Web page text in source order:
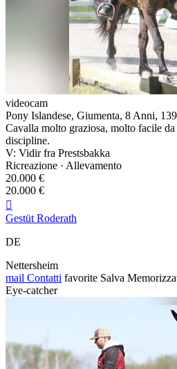
videocam
Pony Islandese, Giumenta, 8 Anni,
Cavalla molto graziosa, molto facile da
discipline.
V: Vidir fra Prestsbakka
Ricreazione · Allevamento
20.000 €
20.000 €

Gestüt Roderath
DE
Nettersheim
mail Contatti favorite Salva
Eye-catcher